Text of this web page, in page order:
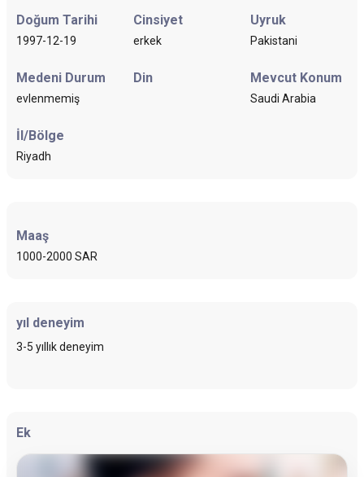
Doğum Tarihi
1997-12-19
Cinsiyet
erkek
Uyruk
Pakistani
Medeni Durum
evlenmemiş
Din Mevcut Konum
Saudi Arabia
İl/Bölge
Riyadh
Maaş
1000-2000 SAR
yıl deneyim
3-5 yıllık deneyim
Ek